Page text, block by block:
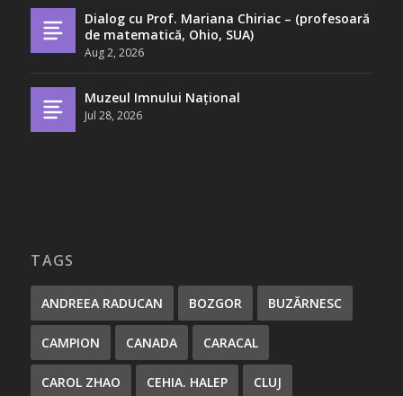
Dialog cu Prof. Mariana Chiriac – (profesoară
de matematică, Ohio, SUA)
Aug 2, 2026
Muzeul Imnului Național
Jul 28, 2026
TAGS
ANDREEA RADUCAN BOZGOR BUZĂRNESC
CAMPION CANADA CARACAL
CAROL ZHAO CEHIA. HALEP CLUJ